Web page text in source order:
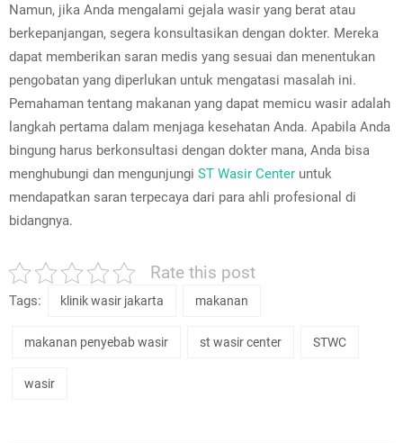
Namun, jika Anda mengalami gejala wasir yang berat atau
berkepanjangan, segera konsultasikan dengan dokter. Mereka
dapat memberikan saran medis yang sesuai dan menentukan
pengobatan yang diperlukan untuk mengatasi masalah ini.
Pemahaman tentang makanan yang dapat memicu wasir adalah
langkah pertama dalam menjaga kesehatan Anda. Apabila Anda
bingung harus berkonsultasi dengan dokter mana, Anda bisa
menghubungi dan mengunjungi ST Wasir Center untuk
mendapatkan saran terpecaya dari para ahli profesional di
bidangnya.
Rate this post
Tags: klinik wasir jakarta makanan
makanan penyebab wasir st wasir center STWC
wasir